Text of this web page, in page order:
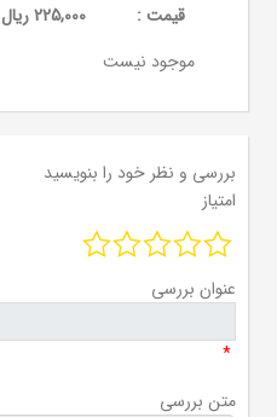
قيمت :
225,000 ریال
موجود نیست
بررسی و نظر خود را بنویسید
امتیاز
عنوان بررسی
*
متن بررسی